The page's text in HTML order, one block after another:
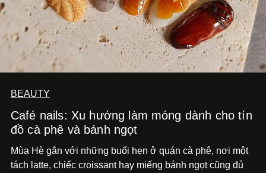
BEAUTY
Café nails: Xu hướng làm móng dành cho tín
đồ cà phê và bánh ngọt
Mùa Hè gắn với những buổi hẹn ở quán cà phê, nơi một
tách latte, chiếc croissant hay miếng bánh ngọt cũng đủ